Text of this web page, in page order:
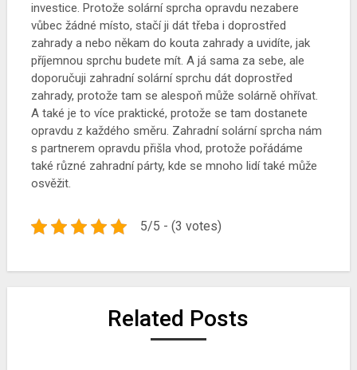
investice. Protože solární sprcha opravdu nezabere
vůbec žádné místo, stačí ji dát třeba i doprostřed
zahrady a nebo někam do kouta zahrady a uvidíte, jak
příjemnou sprchu budete mít. A já sama za sebe, ale
doporučuji zahradní solární sprchu dát doprostřed
zahrady, protože tam se alespoň může solárně ohřívat.
A také je to více praktické, protože se tam dostanete
opravdu z každého směru. Zahradní solární sprcha nám
s partnerem opravdu přišla vhod, protože pořádáme
také různé zahradní párty, kde se mnoho lidí také může
osvěžit.
5/5 - (3 votes)
Related Posts